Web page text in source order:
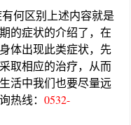
何区别上述内容就是
的症状的介绍了，在
体出现此类症状，先
取相应的治疗，从而
活中我们也要尽量远
热线： 0532-